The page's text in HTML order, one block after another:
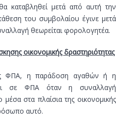
καταβληθεί μετά από αυτή την
του συμβολαίου έγινε μετά
θεωρείται φορολογητέα.
οικονομικής δραστηριότητας
ΦΠΑ, η παράδοση αγαθών ή η
σε ΦΠΑ όταν η συναλλαγή
στα πλαίσια της οικονομικής
αυτό.